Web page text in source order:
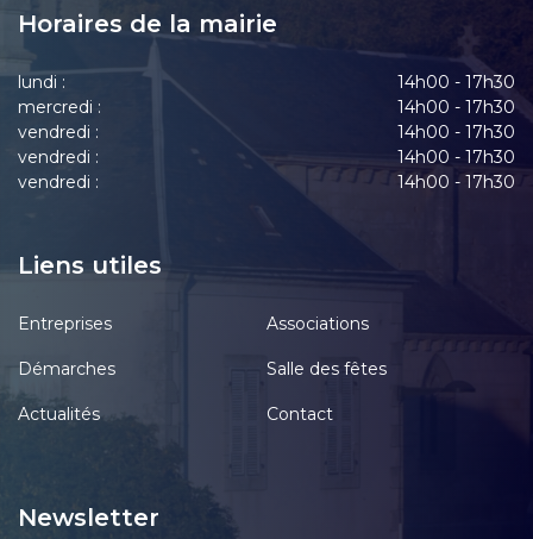
Horaires de la mairie
lundi :
14h00 - 17h30
mercredi :
14h00 - 17h30
vendredi :
14h00 - 17h30
vendredi :
14h00 - 17h30
vendredi :
14h00 - 17h30
Liens utiles
Entreprises Associations
Démarches Salle des fêtes
Actualités Contact
Newsletter